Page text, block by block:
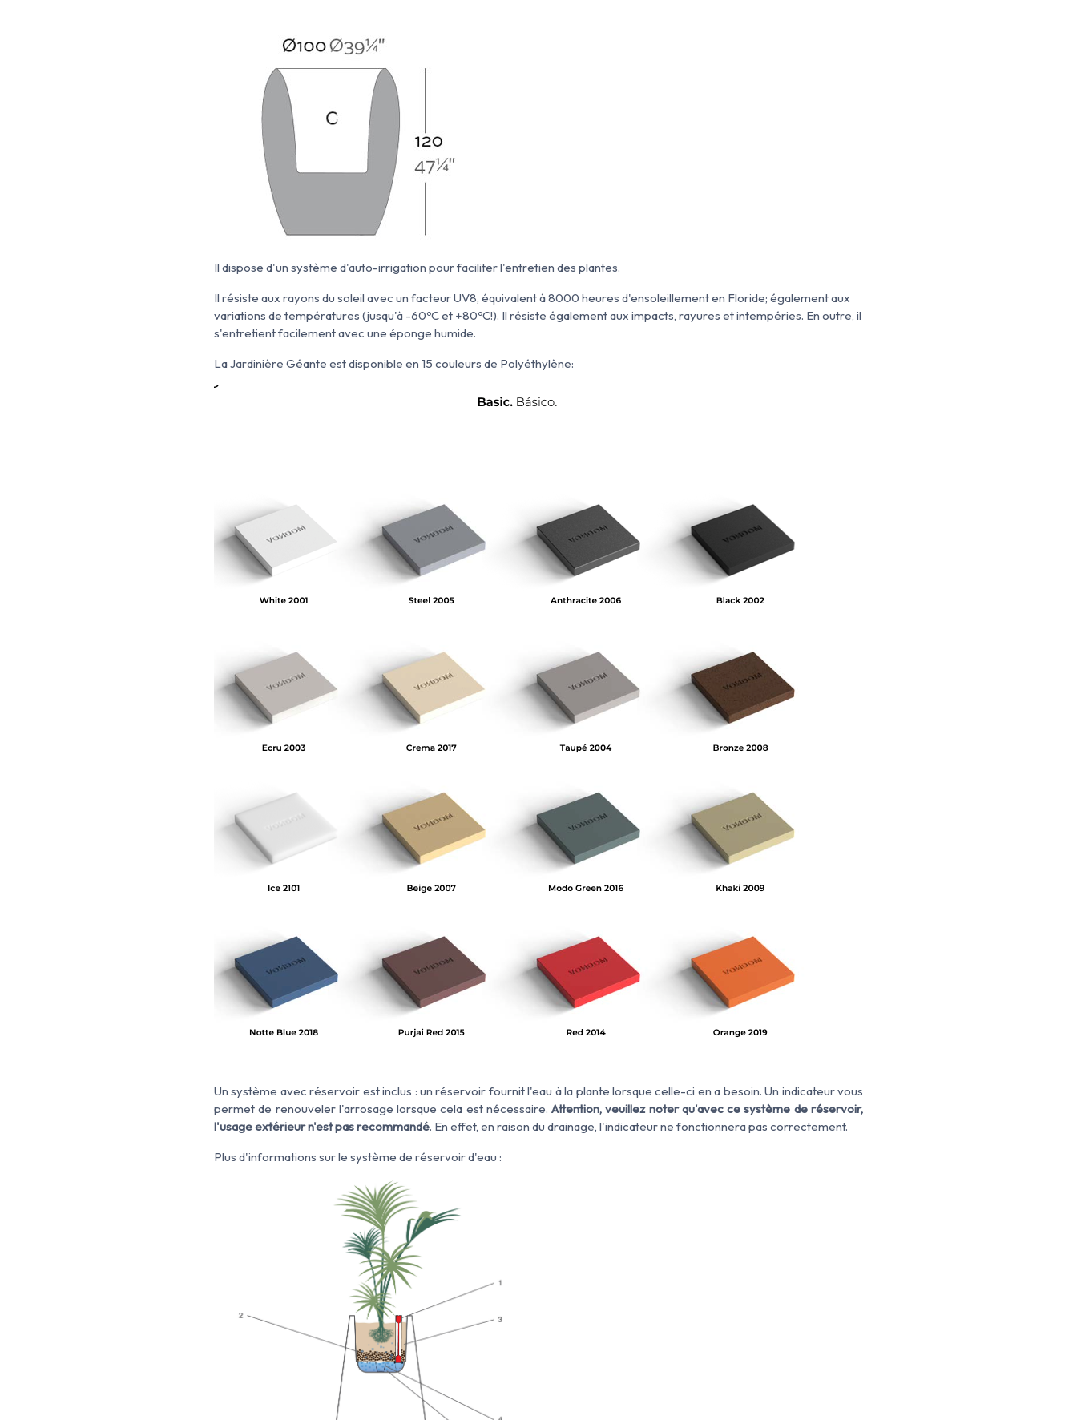
Il dispose d'un système d'auto-irrigation pour faciliter l'entretien des plantes.
Il résiste aux rayons du soleil avec un facteur UV8, équivalent à 8000 heures d'ensoleillement en Floride; également aux
variations de températures (jusqu'à -60ºC et +80ºC!). Il résiste également aux impacts, rayures et intempéries. En outre, il
s'entretient facilement avec une éponge humide.
La Jardinière Géante est disponible en 15 couleurs de Polyéthylène:
Un système avec réservoir est inclus : un réservoir fournit l'eau à la plante lorsque celle-ci en a besoin. Un indicateur vous
permet de renouveler l'arrosage lorsque cela est nécessaire.Attention, veuillez noter qu'avec ce système de réservoir,
l'usage extérieur n'est pas recommandé. En effet, en raison du drainage, l'indicateur ne fonctionnera pas correctement.
Plus d'informations sur le système de réservoir d'eau :